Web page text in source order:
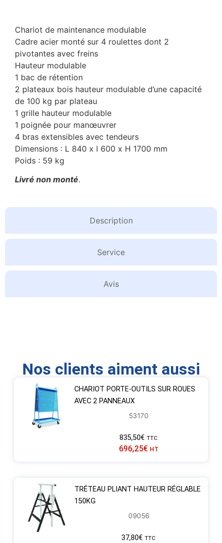
Description
Service
Avis
Chariot de maintenance modulable
Cadre acier monté sur 4 roulettes dont 2
pivotantes avec freins
Hauteur modulable
1 bac de rétention
2 plateaux bois hauteur modulable d’une capacité
de 100 kg par plateau
1 grille hauteur modulable
1 poignée pour manœuvrer
4 bras extensibles avec tendeurs
Dimensions : L 840 x l 600 x H 1700 mm
Poids : 59 kg
Livré non monté.
Nos clients aiment aussi
CHARIOT PORTE-OUTILS SUR ROUES
AVEC 2 PANNEAUX
53170
835,50€ TTC
696,25€ HT
TRÉTEAU PLIANT HAUTEUR RÉGLABLE
150KG
09056
37,80€ TTC